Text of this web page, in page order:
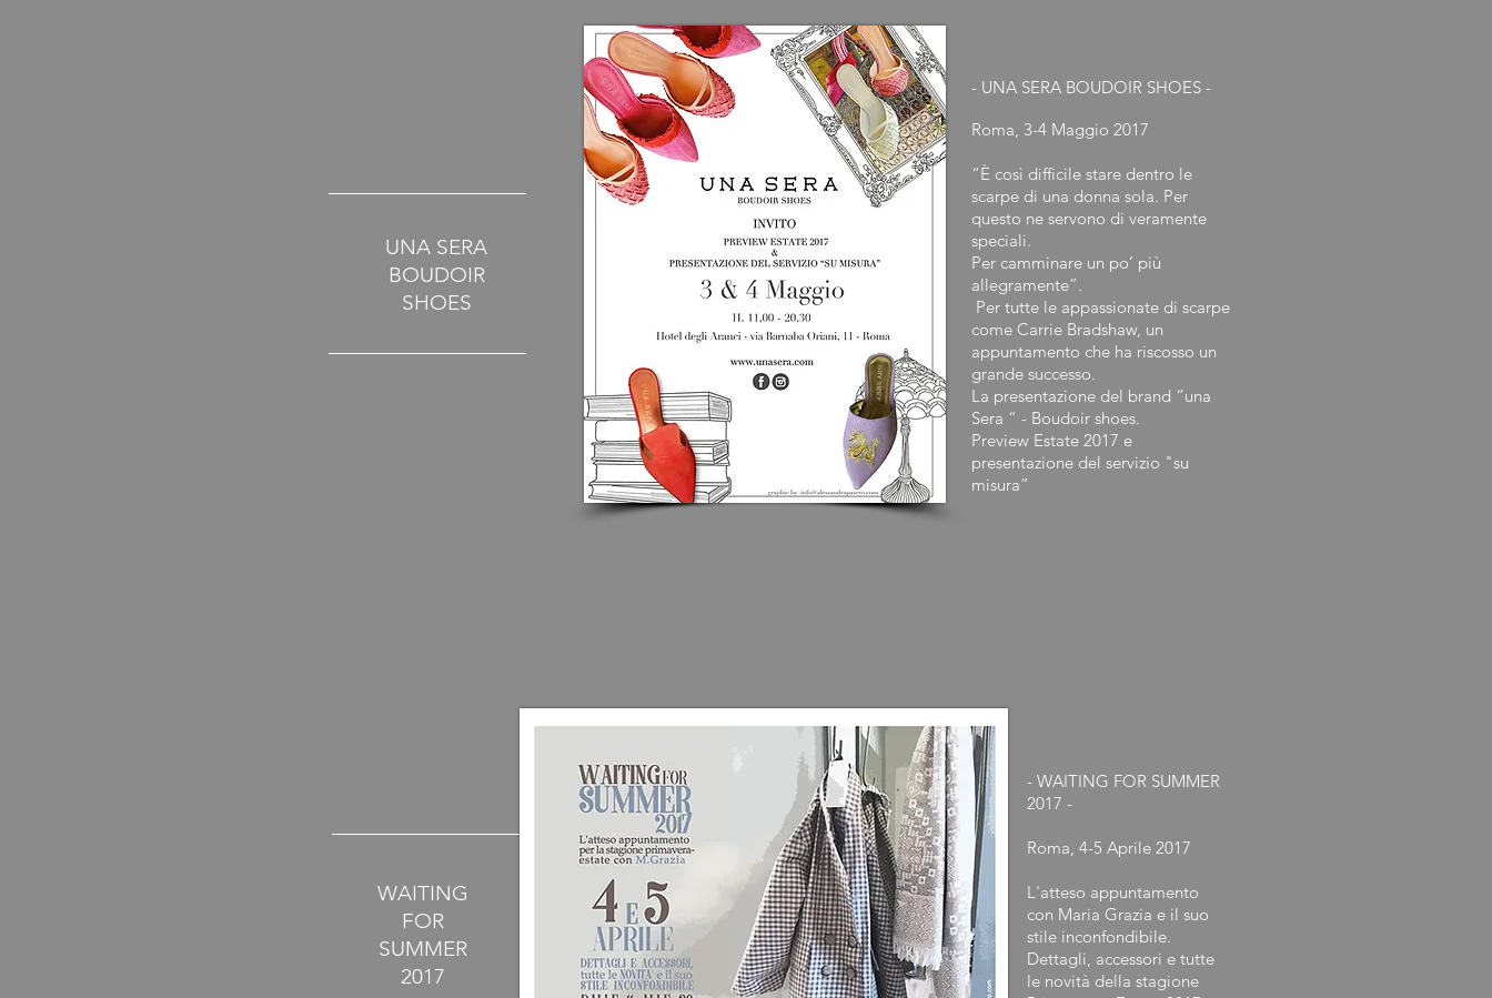
- UNA SERA BOUDOIR SHOES -
Roma, 3-4 Maggio 2017
“È così difficile stare dentro le
scarpe di una donna sola. Per
questo ne servono di veramente
speciali.
Per camminare un po’ più
allegramente”.
Per tutte le appassionate di scarpe
come Carrie Bradshaw, un
appuntamento che ha riscosso un
grande successo.
La presentazione del brand “una
Sera “ - Boudoir shoes.
Preview Estate 2017 e
presentazione del servizio "su
misura”
UNA SERA
BOUDOIR
SHOES
WAITING
FOR
SUMMER
2017
- WAITING FOR SUMMER
2017 -
Roma, 4-5 Aprile 2017
L'atteso appuntamento
con Maria Grazia e il suo
stile inconfondibile.
Dettagli, accessori e tutte
le novità della stagione